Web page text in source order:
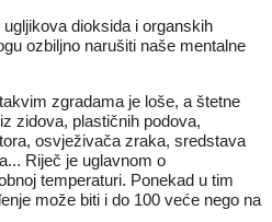
dioksida i organskih
ozbiljno narušiti naše mentalne
zgradama je loše, a štetne
zidova, plastičnih podova,
osvježivača zraka, sredstava
Riječ je uglavnom o
temperaturi. Ponekad u tim
može biti i do 100 veće nego na